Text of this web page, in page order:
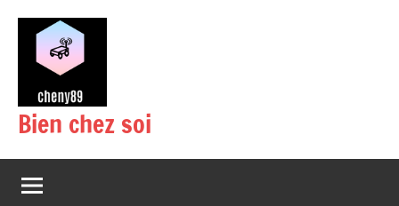
contenu
Bien chez soi